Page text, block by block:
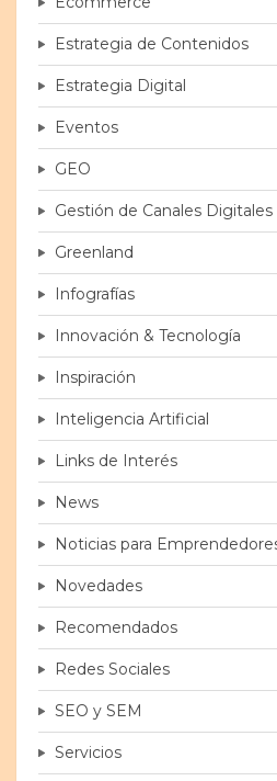
Estrategia de Contenidos
Estrategia Digital
Eventos
GEO
Gestión de Canales Digitales
Greenland
Infografías
Innovación & Tecnología
Inspiración
Inteligencia Artificial
Links de Interés
News
Noticias para
Novedades
Recomendados
Redes Sociales
SEO y SEM
Servicios